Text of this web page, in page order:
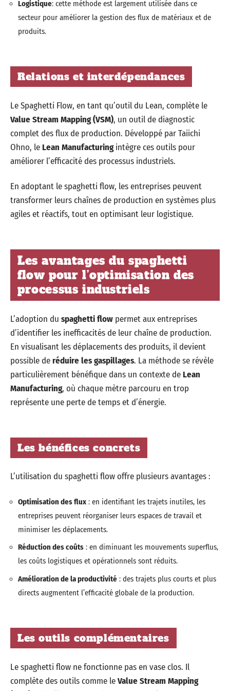
Logistique: cette méthode est largement utilisée dans ce
secteur pour améliorer la gestion des flux de matériaux et de
produits.
Relations et interdépendances
Le Spaghetti Flow, en tant qu’outil du Lean, complète le
Value Stream Mapping (VSM), un outil de diagnostic
complet des flux de production. Développé par Taiichi
Ohno, le Lean Manufacturingintègre ces outils pour
améliorer l’efficacité des processus industriels.
En adoptant le spaghetti flow, les entreprises peuvent
transformer leurs chaînes de production en systèmes plus
agiles et réactifs, tout en optimisant leur logistique.
Les avantages du spaghetti
flow pour l’optimisation des
processus industriels
L’adoption du spaghetti flow permet aux entreprises
d’identifier les inefficacités de leur chaîne de production.
En visualisant les déplacements des produits, il devient
possible deréduire les gaspillages. La méthode se révèle
particulièrement bénéfique dans un contexte de Lean
Manufacturing, où chaque mètre parcouru en trop
représente une perte de temps et d’énergie.
Les bénéfices concrets
L’utilisation du spaghetti flow offre plusieurs avantages :
Optimisation des flux : en identifiant les trajets inutiles, les
entreprises peuvent réorganiser leurs espaces de travail et
minimiser les déplacements.
Réduction des coûts : en diminuant les mouvements superflus,
les coûts logistiques et opérationnels sont réduits.
Amélioration de la productivité : des trajets plus courts et plus
directs augmentent l’efficacité globale de la production.
Les outils complémentaires
Le spaghetti flow ne fonctionne pas en vase clos. Il
complète des outils comme leValue Stream Mapping